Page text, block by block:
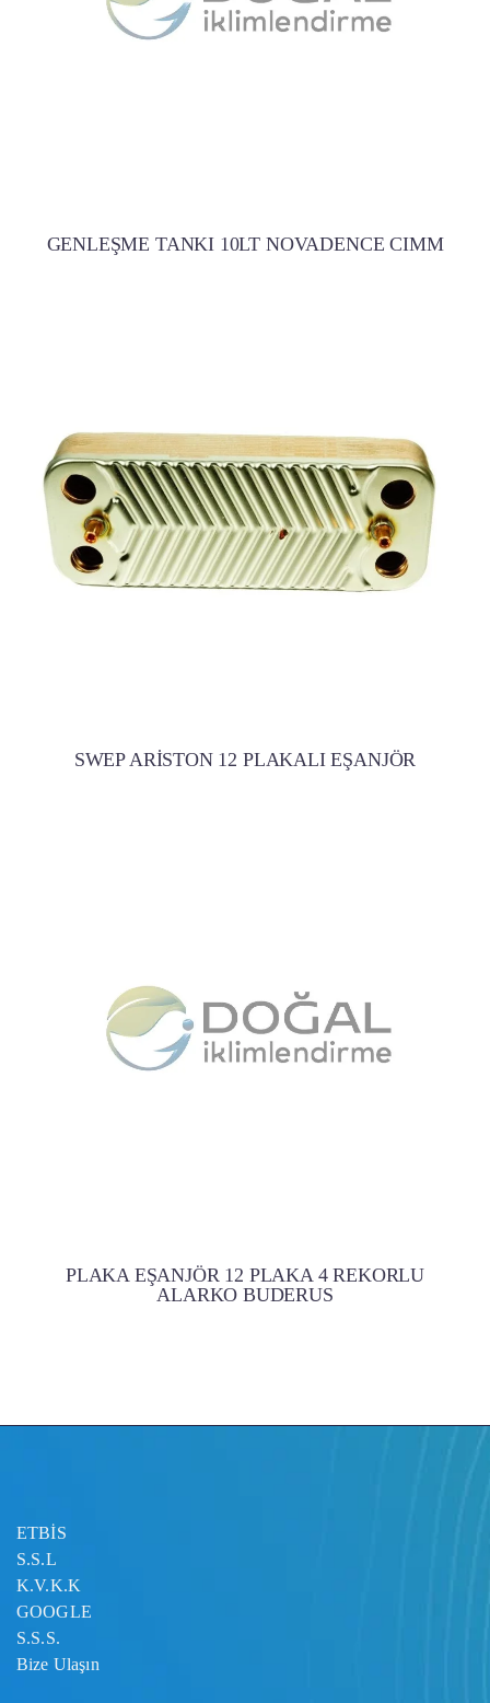
GENLEŞME TANKI 10LT NOVADENCE CIMM
SWEP ARİSTON 12 PLAKALI EŞANJÖR
PLAKA EŞANJÖR 12 PLAKA 4 REKORLU
ALARKO BUDERUS
ETBİS
S.S.L
K.V.K.K
GOOGLE
S.S.S.
Bize Ulaşın